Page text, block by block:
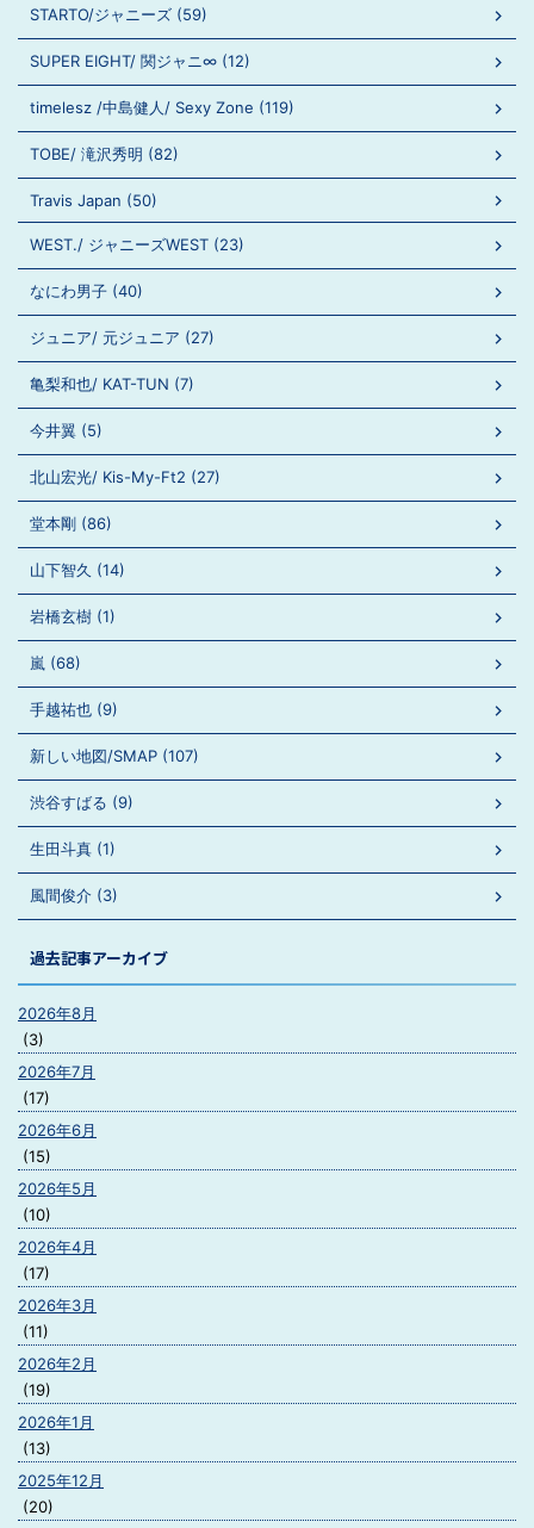
STARTO/ジャニーズ (59)
SUPER EIGHT/ 関ジャニ∞ (12)
timelesz /中島健人/ Sexy Zone (119)
TOBE/ 滝沢秀明 (82)
Travis Japan (50)
WEST./ ジャニーズWEST (23)
なにわ男子 (40)
ジュニア/ 元ジュニア (27)
亀梨和也/ KAT-TUN (7)
今井翼 (5)
北山宏光/ Kis-My-Ft2 (27)
堂本剛 (86)
山下智久 (14)
岩橋玄樹 (1)
嵐 (68)
手越祐也 (9)
新しい地図/SMAP (107)
渋谷すばる (9)
生田斗真 (1)
風間俊介 (3)
過去記事アーカイブ
2026年8月
(3)
2026年7月
(17)
2026年6月
(15)
2026年5月
(10)
2026年4月
(17)
2026年3月
(11)
2026年2月
(19)
2026年1月
(13)
2025年12月
(20)